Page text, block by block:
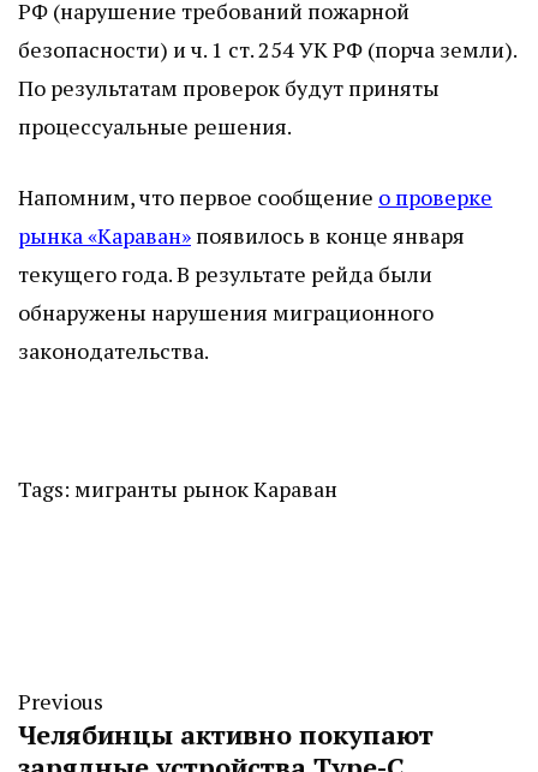
РФ (нарушение требований пожарной
безопасности) и ч. 1 ст. 254 УК РФ (порча земли).
По результатам проверок будут приняты
процессуальные решения.
Напомним, что первое сообщение о проверке
рынка «Караван» появилось в конце января
текущего года. В результате рейда были
обнаружены нарушения миграционного
законодательства.
Tags: мигранты рынок Караван
Previous
Челябинцы активно покупают